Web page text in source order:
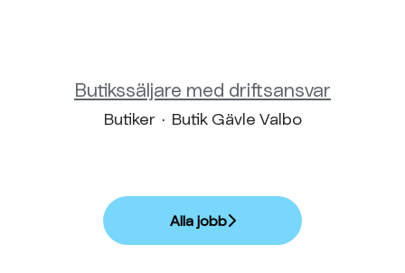
Butikssäljare med driftsansvar
Butiker · Butik Gävle Valbo
Alla jobb